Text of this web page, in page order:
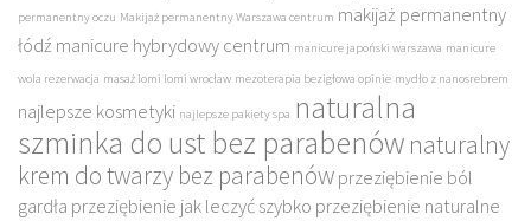
permanentny oczu Makijaż permanentny Warszawa centrum makijaż permanentny
łódź manicure hybrydowy centrum manicure japoński warszawa manicure
wola rezerwacja masaż lomi lomi wrocław mezoterapia bezigłowa opinie mydło z nanosrebrem
najlepsze kosmetyki najlepsze pakiety spa naturalna
szminka do ust bez parabenów naturalny
krem do twarzy bez parabenówprzeziębienie ból
gardła przeziębienie jak leczyć szybko przeziębienie naturalne